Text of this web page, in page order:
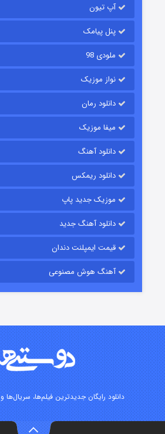
قسمت
قسمت۷ (زیرنویس)
آپ تیون
پنل پیامک
ملودی 98
نواز موزیک
دانلود رمان
میفا موزیک
دانلود آهنگ
دانلود ریمکس
موزیک جدید پاپ
دانلود آهنگ جدید
قیمت ایمپلنت دندان
آهنگ هوش مصنوعی
دانلود رایگان جدیدترین فیلم‌ها،